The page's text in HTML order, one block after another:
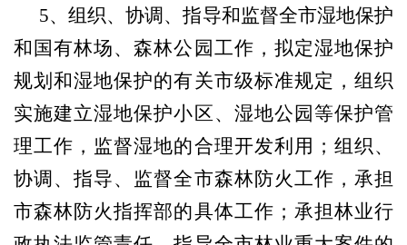
5、组织、协调、指导和监督全市湿地保护
和国有林场、森林公园工作，拟定湿地保护
规划和湿地保护的有关市级标准规定，组织
实施建立湿地保护小区、湿地公园等保护管
理工作，监督湿地的合理开发利用；组织、
协调、指导、监督全市森林防火工作，承担
市森林防火指挥部的具体工作；承担林业行